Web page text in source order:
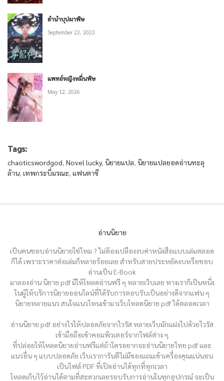
ลำนำบุปผาพิษ
September 22, 2023
แพทย์หญิงหมื่นพิษ
May 12, 2026
Tags:
chaoticswordgod, Novel lucky, นิยายแปล, นิยายแปลยอดอ่านทะลุ
ล้าน, เทพกระบี่มรณะ, แฟนตาซี
อ่านนิยาย
เป็นคนชอบอ่านนิยายใช่ไหม ? ไม่ต้องเปลืองงบค่าหนังสือแบบเล่มตลอด
ก็ได้ เพราะราคาต่อเล่มก็หลายร้อยเลย สำหรับสายประหยัดงบหรือชอบ
อ่านเป็น E-Book
มาลองอ่าน นิยาย pdf มีให้โหลดอ่านฟรี ๆ หลายเว็บเลย ทางเราก็เป็นหนึ่ง
ในผู้ให้บริการนิยายออนไลน์ที่ได้รับการตอบรับเป็นอย่างดีจากแฟน ๆ
นิยายหลายแนว สนใจแนวไหนเข้ามาเว็บโหลดนิยาย pdf ได้ตลอดเวลา
อ่านนิยาย pdf อย่างไรให้ปลอดภัยจากไวรัส หลายเว็บมักแฝงไปด้วยไวรัส
เข้ามือถือเข้าคอมพิวเตอร์จากไฟล์ต่าง ๆ
ที่ปล่อยให้โหลดนิยายอ่านฟรีแต่ถ้าใครอยากจะอ่านนิยายไทย pdf และ
แนวอื่น ๆ แบบปลอดภัย เว็บเราการันตีไม่มีของแถมเข้าเครื่องคุณแน่นอน
เป็นไฟล์ PDF ที่เปิดอ่านได้ทุกที่ทุกเวลา
โหลดเก็บไว้อ่านได้ตามที่สะดวกเลยรอบรับการอ่านในทุกอุปกรณ์ จะเป็น